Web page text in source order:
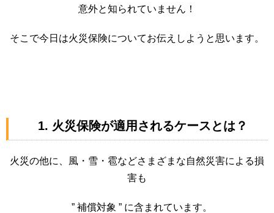
意外と知られていません！
そこで今日は火災保険についてお伝えしようと思います。
1. 火災保険が適用されるケースとは？
火災の他に、風・雪・雹などさまざまな自然災害による損
害も
” 補償対象 ” に含まれています。